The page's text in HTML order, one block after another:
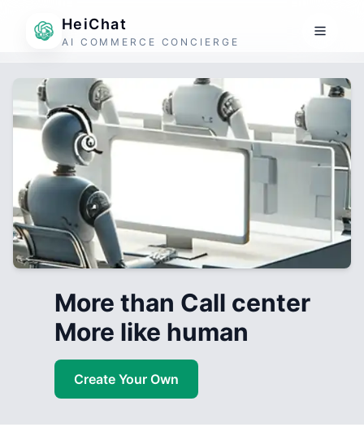
HeiChat
AI COMMERCE CONCIERGE
More than Call center
More like human
Create Your Own